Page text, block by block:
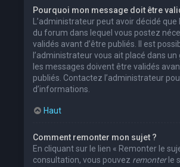
Pourquoi mon message doit être
L’administrateur peut avoir décidé
du forum dans lequel vous postez
validés avant d’être publiés. Il est
l’administrateur vous ait placé dans
les messages doivent être validés
publiés. Contactez l’administrateur
d’informations.
Haut
Comment remonter mon sujet ?
En cliquant sur le lien « Remonter le
consultation, vous pouvez remonterle